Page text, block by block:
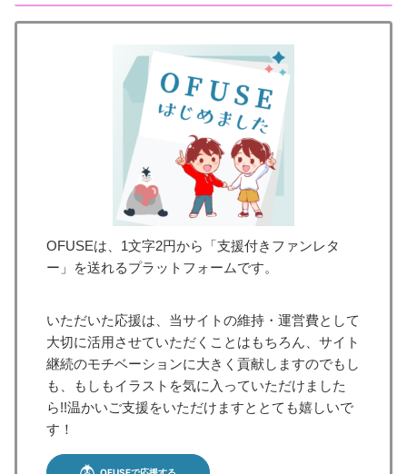
OFUSEは、1文字2円から「支援付きファンレタ
ー」を送れるプラットフォームです。
いただいた応援は、当サイトの維持・運営費として
大切に活用させていただくことはもちろん、サイト
継続のモチベーションに大きく貢献しますのでもし
も、もしもイラストを気に入っていただけました
ら!!温かいご支援をいただけますととても嬉しいで
す！